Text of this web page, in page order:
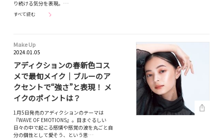
り続ける気分を表現。…
すべて読む
Make Up
2024.01.05
アディクションの春新色コス
メで最旬メイク｜ブルーのア
クセントで“強さ”と表現！ メ
イクのポイントは？
1月5日発売のアディクションのテーマは
『WAVE OF EMOTIONS』。目まぐるしい
日々の中で起こる感情や感覚の波を丸ごと自
分の個性として愛そう、という思…